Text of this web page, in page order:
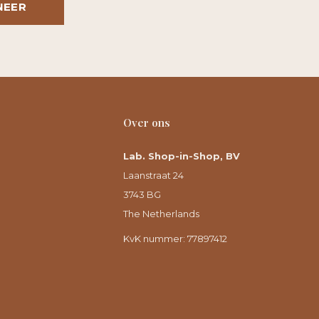
Over ons
Lab. Shop-in-Shop, BV
Laanstraat 24
3743 BG
The Netherlands
KvK nummer: 77897412